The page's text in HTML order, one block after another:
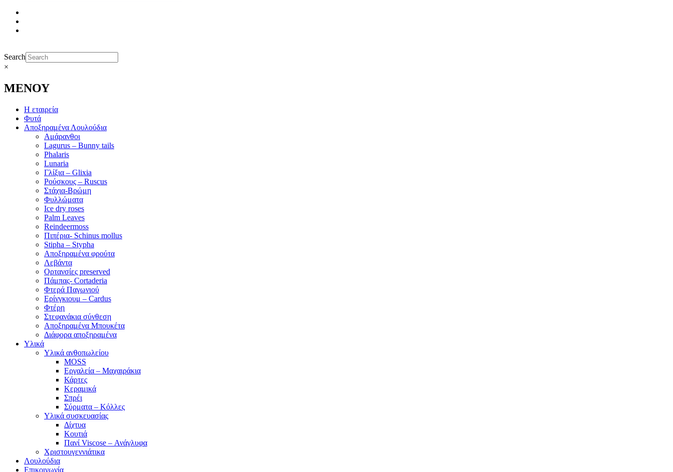
Search
×
ΜΕΝΟΥ
Η εταιρεία
Φυτά
Αποξηραμένα Λουλούδια
Αμάρανθοι
Lagurus – Bunny tails
Phalaris
Lunaria
Γλίξια – Glixia
Ρούσκους – Ruscus
Στάχια-Βρώμη
Φυλλώματα
Ice dry roses
Palm Leaves
Reindeermoss
Πιπέρια- Schinus mollus
Stipha – Stypha
Αποξηραμένα φρούτα
Λεβάντα
Ορτανσίες preserved
Πάμπας- Cortaderia
Φτερά Παγωνιού
Ερίνγκιουμ – Cardus
Φτέρη
Στεφανάκια σύνθεση
Αποξηραμένα Μπουκέτα
Διάφορα αποξηραμένα
Υλικά
Υλικά ανθοπωλείου
MOSS
Εργαλεία – Μαχαιράκια
Κάρτες
Κεραμικά
Σπρέι
Σύρματα – Κόλλες
Υλικά συσκευασίας
Δίχτυα
Κουτιά
Πανί Viscose – Ανάγλυφα
Χριστουγεννιάτικα
Λουλούδια
Επικοινωνία